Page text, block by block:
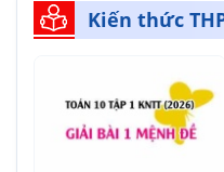
Kiến thức